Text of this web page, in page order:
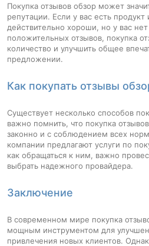
Покупка отзывов обзор может
репутации. Если у вас есть продукт
действительно хороши, но у вас
положительных отзывов, покупка
количество и улучшить общее
предложении.
Как покупать отзывы
Существует несколько способов
важно помнить, что покупка
законно и с соблюдением всех
компании предлагают услуги по
как обращаться к ним, важно
выбрать надежного провайдера.
Заключение
В современном мире покупка
мощным инструментом для
привлечения новых клиентов.